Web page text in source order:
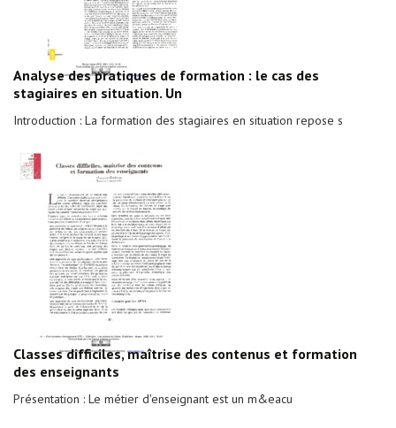
Analyse des pratiques de formation : le cas des
stagiaires en situation. Un
Introduction : La formation des stagiaires en situation repose s
Classes difficiles, maîtrise des contenus et formation
des enseignants
Présentation : Le métier d'enseignant est un m&eacu